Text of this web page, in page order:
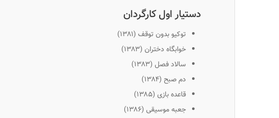
دستیار اول کارگردان
توکیو بدون توقف (۱۳۸۱)
خوابگاه دختران (۱۳۸۳)
سالاد فصل (۱۳۸۳)
دم صبح (۱۳۸۴)
قاعده بازی (۱۳۸۵)
جعبه موسیقی (۱۳۸۶)